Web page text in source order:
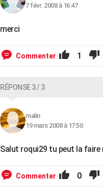
7 févr. 2008 à 16:47
merci
Commenter 1
RÉPONSE 3 / 3
malin
19 mars 2008 à 17:50
Salut roqui29 tu peut la
Commenter 0